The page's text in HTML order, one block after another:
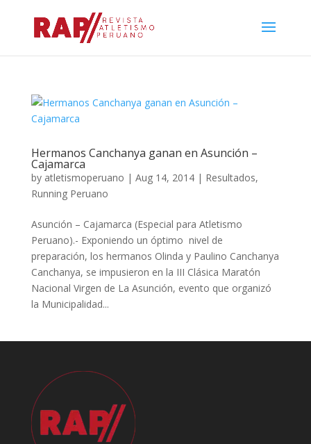
Hermanos Canchanya ganan en Asunción –
Cajamarca
by atletismoperuano | Aug 14, 2014| Resultados,
Running Peruano
Asunción – Cajamarca (Especial para Atletismo
Peruano).- Exponiendo un óptimo nivel de
preparación, los hermanos Olinda y Paulino Canchanya
Canchanya, se impusieron en la III Clásica Maratón
Nacional Virgen de La Asunción, evento que organizó
la Municipalidad...